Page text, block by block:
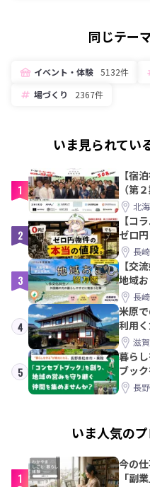
同じテー
イベント・体験 5132件
場づくり
2367件
いま見られてい
1
【宿
（第
【8/北
2
【コ
ゼロ
教訓
長
3
【交
地域
島町長
4
米原
利用
滋
5
暮ら
ブッ
間を長
いま人気の
1
今の
「副